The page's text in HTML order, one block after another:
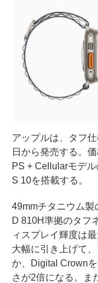
アップルは、タフ
日から発売する。
PS + Cellularモデ
S 10を搭載する。
49mmチタニウム製
D 810H準拠のタフ
ィスプレイ輝度は
大幅に引き上げて
か、Digital Crown
さが2倍になる。ま